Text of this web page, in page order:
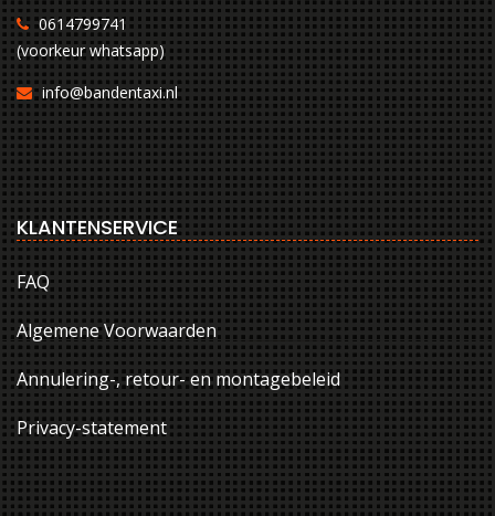
0614799741
(voorkeur whatsapp)
info@bandentaxi.nl
KLANTENSERVICE
FAQ
Algemene Voorwaarden
Annulering-, retour- en montagebeleid
Privacy-statement